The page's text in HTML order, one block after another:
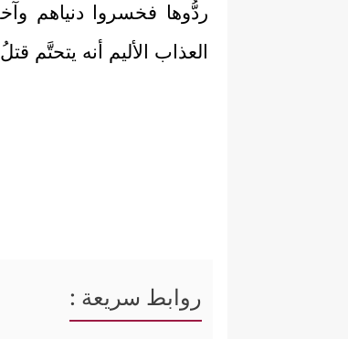
ردُّوها فخسروا دنياهم
العذاب الأليم أنه يتحتَّم
روابط سريعة :